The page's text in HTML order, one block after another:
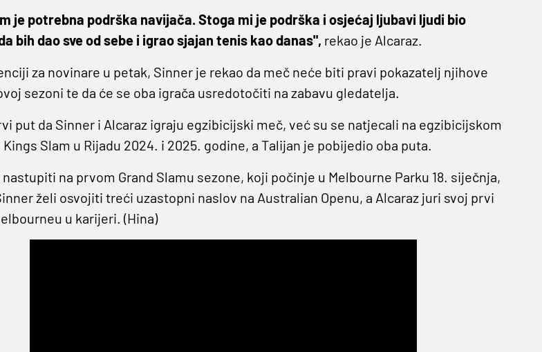
je potrebna podrška navijača. Stoga mi je podrška i osjećaj ljubavi ljudi bio
bih dao sve od sebe i igrao sjajan tenis kao danas", rekao je Alcaraz.
za novinare u petak, Sinner je rekao da meč neće biti pravi pokazatelj njihove
sezoni te da će se oba igrača usredotočiti na zabavu gledatelja.
put da Sinner i Alcaraz igraju egzibicijski meč, već su se natjecali na egzibicijskom
Slam u Rijadu 2024. i 2025. godine, a Talijan je pobijedio oba puta.
nastupiti na prvom Grand Slamu sezone, koji počinje u Melbourne Parku 18. siječnja,
želi osvojiti treći uzastopni naslov na Australian Openu, a Alcaraz juri svoj prvi
u karijeri. (Hina)